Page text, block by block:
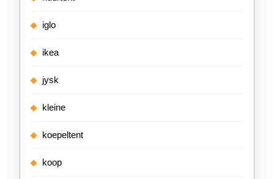
iglo
ikea
jysk
kleine
koepeltent
koop